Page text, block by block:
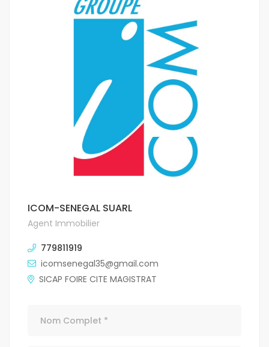
ICOM-SENEGAL SUARL
Agent Immobilier
779811919
icomsenegal35@gmail.com
SICAP FOIRE CITE MAGISTRAT